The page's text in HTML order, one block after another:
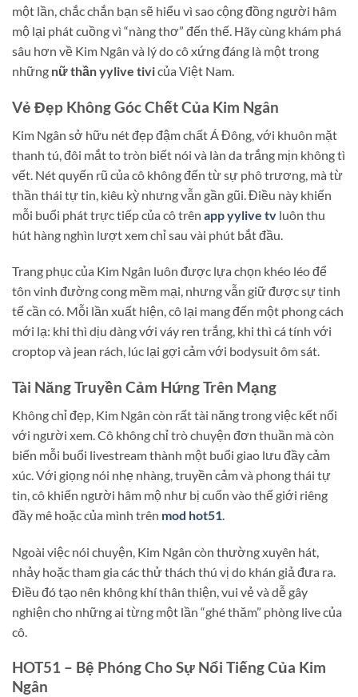
một lần, chắc chắn bạn sẽ hiểu vì sao cộng đồng người hâm
mộ lại phát cuồng vì “nàng thơ” đến thế. Hãy cùng khám phá
sâu hơn về Kim Ngân và lý do cô xứng đáng là một trong
những nữ thần yylive tivicủa Việt Nam.
Vẻ Đẹp Không Góc Chết Của Kim Ngân
Kim Ngân sở hữu nét đẹp đậm chất Á Đông, với khuôn mặt
thanh tú, đôi mắt to tròn biết nói và làn da trắng mịn không tì
vết. Nét quyến rũ của cô không đến từ sự phô trương, mà từ
thần thái tự tin, kiêu kỳ nhưng vẫn gần gũi. Điều này khiến
mỗi buổi phát trực tiếp của cô trên app yylive tv luôn thu
hút hàng nghìn lượt xem chỉ sau vài phút bắt đầu.
Trang phục của Kim Ngân luôn được lựa chọn khéo léo để
tôn vinh đường cong mềm mại, nhưng vẫn giữ được sự tinh
tế cần có. Mỗi lần xuất hiện, cô lại mang đến một phong cách
mới lạ: khi thì dịu dàng với váy ren trắng, khi thì cá tính với
croptop và jean rách, lúc lại gợi cảm với bodysuit ôm sát.
Tài Năng Truyền Cảm Hứng Trên Mạng
Không chỉ đẹp, Kim Ngân còn rất tài năng trong việc kết nối
với người xem. Cô không chỉ trò chuyện đơn thuần mà còn
biến mỗi buổi livestream thành một buổi giao lưu đầy cảm
xúc. Với giọng nói nhẹ nhàng, truyền cảm và phong thái tự
tin, cô khiến người hâm mộ như bị cuốn vào thế giới riêng
đầy mê hoặc của mình trên mod hot51.
Ngoài việc nói chuyện, Kim Ngân còn thường xuyên hát,
nhảy hoặc tham gia các thử thách thú vị do khán giả đưa ra.
Điều đó tạo nên không khí thân thiện, vui vẻ và dễ gây
nghiện cho những ai từng một lần “ghé thăm” phòng live của
cô.
HOT51 – Bệ Phóng Cho Sự Nổi Tiếng Của Kim
Ngân